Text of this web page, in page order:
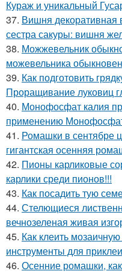
Кураж и уникальный
37. Вишня декоративная
сестра сакуры: вишня
38. Можжевельник
можевельника
39. Как подготовить
Проращивание луковиц
40. Монофосфат калия
применению
41. Ромашки в сентябре
гигантская осенняя
42. Пионы карликовые
карлики среди пионов!!!
43. Как посадить тую
44. Стелющиеся
вечнозеленая живая
45. Как клеить
инструменты для
46. Осенние ромашки,